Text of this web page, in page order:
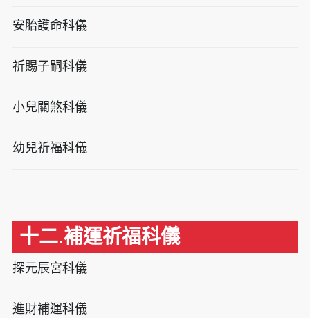
安胎護命科儀
祈賜子嗣科儀
小兒關煞科儀
幼兒祈福科儀
十二.補運祈福科儀
探元辰宮科儀
進財補運科儀